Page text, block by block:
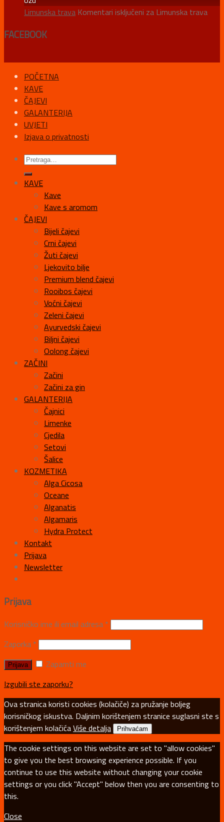
Limunska trava Komentari isključeni za Limunska trava
FACEBOOK
POČETNA
KAVE
ČAJEVI
GALANTERIJA
UVJETI
Izjava o privatnosti
KAVE
Kave
Kave s aromom
ČAJEVI
Bijeli čajevi
Crni čajevi
Žuti čajevi
Ljekovito bilje
Premium blend čajevi
Rooibos čajevi
Voćni čajevi
Zeleni čajevi
Ayurvedski čajevi
Biljni čajevi
Oolong čajevi
ZAČINI
Začini
Začini za gin
GALANTERIJA
Čajnici
Limenke
Cjedila
Setovi
Šalice
KOZMETIKA
Alga Cicosa
Oceane
Alganatis
Algamaris
Hydra Protect
Kontakt
Prijava
Newsletter
Prijava
Korisničko ime ili email adresa *
Zaporka *
Zapamti me
Izgubili ste zaporku?
Ova stranica koristi cookies (kolačiče) za pružanje boljeg
korisničkog iskustva. Daljnim korištenjem stranice suglasni ste s
korištenjem kolačićaViše detalja Prihvaćam
The cookie settings on this website are set to "allow cookies"
to give you the best browsing experience possible. If you
continue to use this website without changing your cookie
settings or you click "Accept" below then you are consenting to
this.
Close